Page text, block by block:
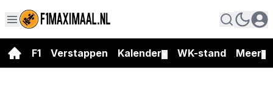
F1 Verstappen Kalender WK-stand Meer